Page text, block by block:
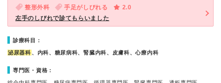
整形外科 手足がしびれる
2.0
左手のしびれで診てもらいました
診療科目：
泌尿器科 、内科、糖尿病科、腎臓内科、皮膚科、心療内科
専門医・資格：